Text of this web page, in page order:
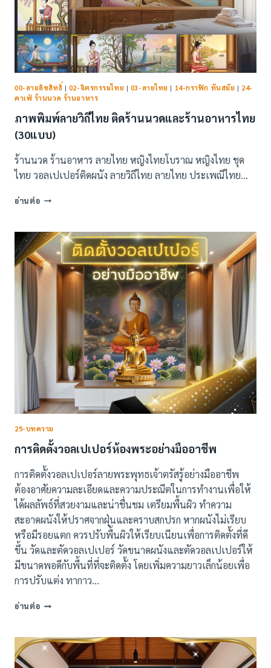
00-ลายลิขสิทธิ์ | 02-จิตรกรรมไทย | 03-ลายไทย | 14-กราฟิก ทันสมัย | 24-
คาเฟ่ ร้านนวด ร้านอาหาร
ภาพพิมพ์ลายวิถีไทย ติดร้านนวดและร้านอาหารไทย
(30แบบ)
ร้านนวด ร้านอาหาร ลายไทย หญิงไทยโบราณ หญิงไทย ชุด
ไทย วอลเปเปอร์ติดผนัง ลายวิถีไทย ลายไทย ประเพณีไทย…
อ่านต่อภาพ
วิถี
ไทย
ติด
ร้าน
นวด
และ
ร้าน
อาหาร
ไทย
(30แบบ)
25-บทความ
การติดตั้งวอลเปเปอร์ห้องพระอย่างมืออาชีพ
การติดตั้งวอลเปเปอร์ลายพระพุทธเจ้าตรัสรู้อย่างมืออาชีพ
ต้องอาศัยความละเอียดและความประณีตในการทำงานเพื่อให้
ได้ผลลัพธ์ที่สวยงามและน่าชื่นชม เตรียมพื้นผิว ทำความ
สะอาดผนังให้ปราศจากฝุ่นและคราบสกปรก หากผนังไม่เรียบ
หรือมีรอยแตก ควรปรับพื้นผิวให้เรียบเนียนเพื่อการติดตั้งที่ดี
ขึ้น วัดและตัดวอลเปเปอร์ วัดขนาดผนังและตัดวอลเปเปอร์ให้
มีขนาดพอดีกับพื้นที่ที่จะติดตั้ง โดยเพิ่มความยาวเล็กน้อยเพื่อ
การปรับแต่ง ทากาว…
อ่านต่อการ
วอลเปเปอร์
ห้อง